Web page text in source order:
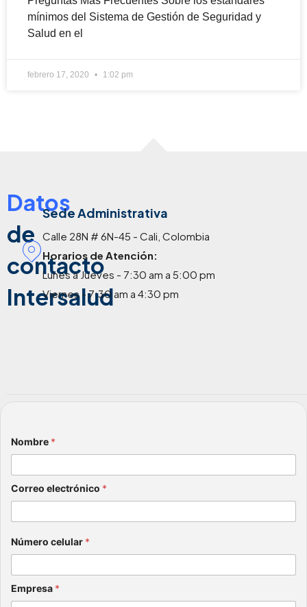
mínimos del Sistema de Gestión de Seguridad y
Salud en el
febrero 17, 2020 1:02 pm
Datos
de
contacto
Intersalud
Sede Administrativa
Calle 28N # 6N-45 - Cali, Colombia
Horarios de Atención:
Lunes a Jueves - 7:30 am a 5:00 pm
Viernes - 7:30 am a 4:30 pm
Nombre *
Correo electrónico *
Número celular *
Empresa *